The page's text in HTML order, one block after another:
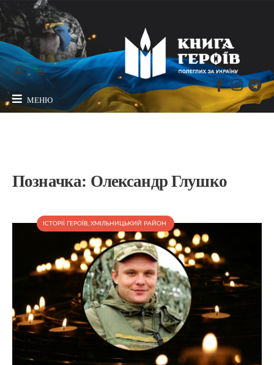
МЕНЮ
Позначка: Олександр Глушко
ІСТОРІЇ ГЕРОЇВ, ХМІЛЬНИЦЬКИЙ РАЙОН